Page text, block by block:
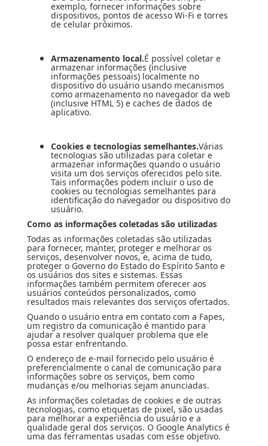
exemplo, fornecer informações sobre
dispositivos, pontos de acesso Wi-Fi e torres
de celular próximos.
Armazenamento local.É possível coletar e
armazenar informações (inclusive
informações pessoais) localmente no
dispositivo do usuário usando mecanismos
como armazenamento no navegador da web
(inclusive HTML 5) e caches de dados de
aplicativo.
Cookies e tecnologias semelhantes.Várias
tecnologias são utilizadas para coletar e
armazenar informações quando o usuário
visita um dos serviços oferecidos pelo site.
Tais informações podem incluir o uso de
cookies ou tecnologias semelhantes para
identificação do navegador ou dispositivo do
usuário.
Como as informações coletadas são utilizadas
Todas as informações coletadas são utilizadas
para fornecer, manter, proteger e melhorar os
serviços, desenvolver novos, e, acima de tudo,
proteger o Governo do Estado do Espírito Santo e
os usuários dos sites e sistemas. Essas
informações também permitem oferecer aos
usuários conteúdos personalizados, como
resultados mais relevantes dos serviços ofertados.
Quando o usuário entra em contato com a Fapes,
um registro da comunicação é mantido para
ajudar a resolver qualquer problema que ele
possa estar enfrentando.
O endereço de e-mail fornecido pelo usuário é
preferencialmente o canal de comunicação para
informações sobre os serviços, bem como
mudanças e/ou melhorias sejam anunciadas.
As informações coletadas de cookies e de outras
tecnologias, como etiquetas de pixel, são usadas
para melhorar a experiência do usuário e a
qualidade geral dos serviços. O Google Analytics é
uma das ferramentas usadas com esse objetivo.